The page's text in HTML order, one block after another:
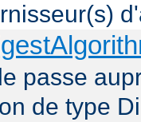
passe
de type